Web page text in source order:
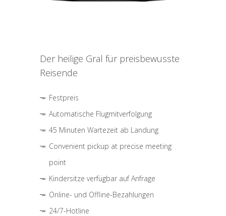
Der heilige Gral für preisbewusste
Reisende
Festpreis
Automatische Flugmitverfolgung
45 Minuten Wartezeit ab Landung
Convenient pickup at precise meeting
point
Kindersitze verfügbar auf Anfrage
Online- und Offline-Bezahlungen
24/7-Hotline